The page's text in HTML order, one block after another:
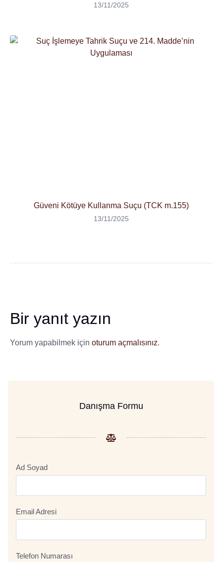
13/11/2025
Güveni Kötüye Kullanma Suçu (TCK m.155)
13/11/2025
Bir yanıt yazın
Yorum yapabilmek için oturum açmalısınız.
Danışma Formu
Ad Soyad
Email Adresi
Telefon Numarası